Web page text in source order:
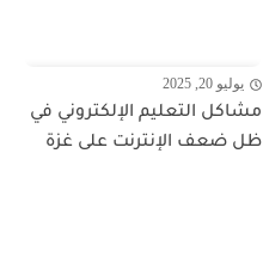
يوليو 20, 2025
مشاكل التعليم الإلكتروني في
ظل ضعف الإنترنت على غزة